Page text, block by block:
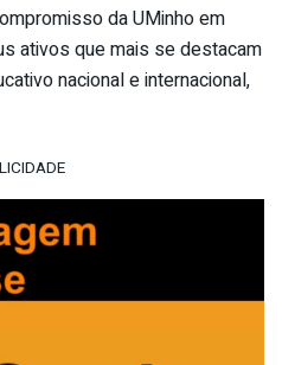
da UMinho em
ativos que mais se destacam
nacional e internacional,